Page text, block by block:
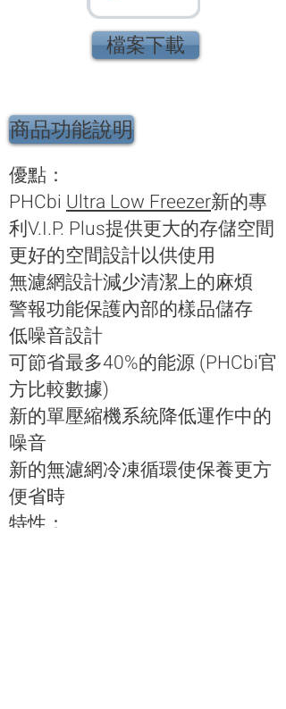
檔案下載
商品功能說明
優點：
PHCbi Ultra Low Freezer新的專
利V.I.P. Plus提供更大的存儲空間
更好的空間設計以供使用
無濾網設計減少清潔上的麻煩
警報功能保護內部的樣品儲存
低噪音設計
可節省最多40%的能源 (PHCbi官
方比較數據)
新的單壓縮機系統降低運作中的
噪音
新的無濾網冷凍循環使保養更方
便省時
特性：